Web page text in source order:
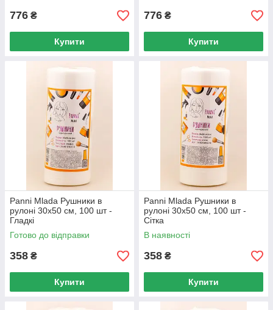
776 ₴
Купити
776 ₴
Купити
Panni Mlada Рушники в
рулоні 30х50 см, 100 шт -
Гладкі
Готово до відправки
358 ₴
Купити
Panni Mlada Рушники в
рулоні 30х50 см, 100 шт -
Сітка
В наявності
358 ₴
Купити